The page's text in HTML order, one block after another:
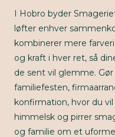
I Hobro byder
løfter enhver
kombinerer mere
og kraft i hver ret, så
de sent vil glemme.
familiefesten,
konfirmation, hvor du
himmelsk og pirrer
og familie om et